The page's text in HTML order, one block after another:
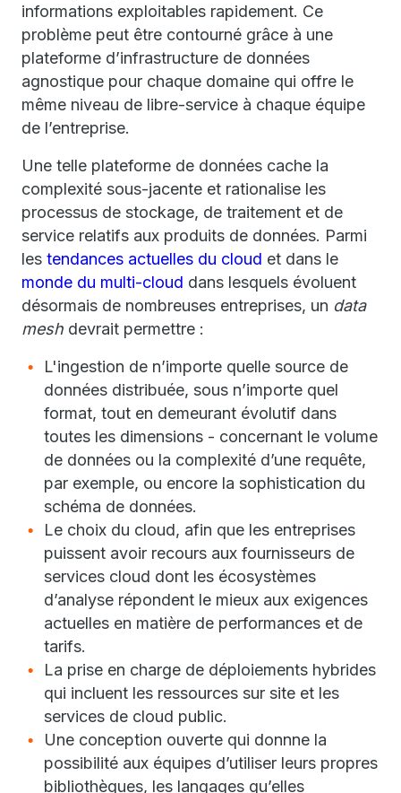
informations exploitables rapidement. Ce
problème peut être contourné grâce à une
plateforme d’infrastructure de données
agnostique pour chaque domaine qui offre le
même niveau de libre-service à chaque équipe
de l’entreprise.
Une telle plateforme de données cache la
complexité sous-jacente et rationalise les
processus de stockage, de traitement et de
service relatifs aux produits de données. Parmi
les tendances actuelles du cloud et dans le
monde du multi-cloud dans lesquels évoluent
désormais de nombreuses entreprises, un data
mesh devrait permettre :
L'ingestion de n’importe quelle source de
données distribuée, sous n’importe quel
format, tout en demeurant évolutif dans
toutes les dimensions - concernant le volume
de données ou la complexité d’une requête,
par exemple, ou encore la sophistication du
schéma de données.
Le choix du cloud, afin que les entreprises
puissent avoir recours aux fournisseurs de
services cloud dont les écosystèmes
d’analyse répondent le mieux aux exigences
actuelles en matière de performances et de
tarifs.
La prise en charge de déploiements hybrides
qui incluent les ressources sur site et les
services de cloud public.
Une conception ouverte qui donnne la
possibilité aux équipes d’utiliser leurs propres
bibliothèques, les langages qu’elles